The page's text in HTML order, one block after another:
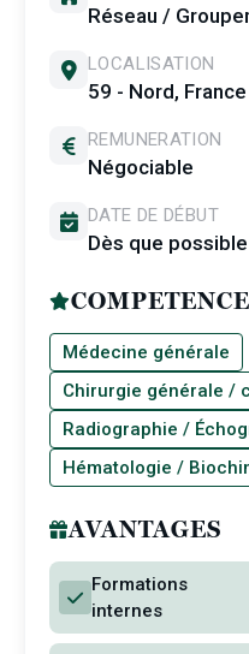
Réseau /
LOCALISATION
59 - Nord, France
REMUNERATION
Négociable
DATE DE DÉBUT
Dès que possible
Médecine générale
Chirurgie générale /
Radiographie /
Hématologie /
AVANTAGES
Formations
internes